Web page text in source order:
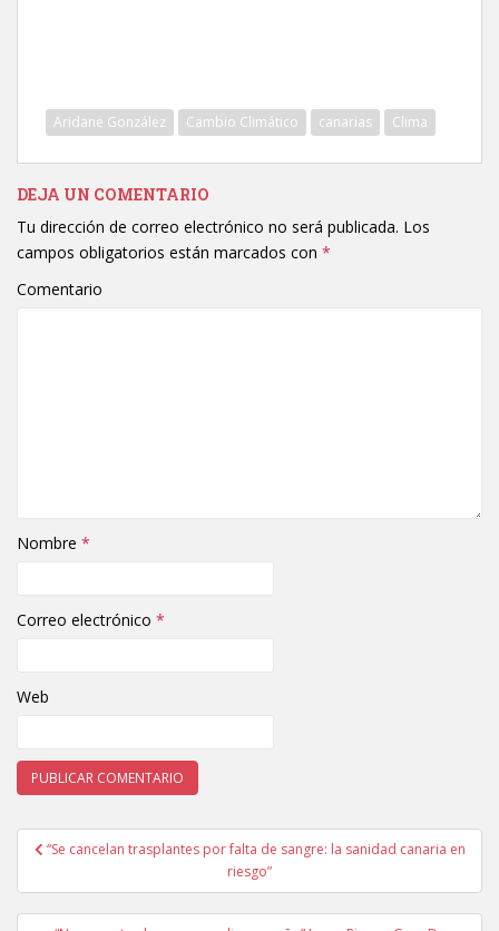
Aridane González Cambio Climático canarias Clima
DEJA UN COMENTARIO
Tu dirección de correo electrónico no será publicada. Los
campos obligatorios están marcados con *
Comentario
Nombre *
Correo electrónico *
Web
Navegación de entradas
“Se cancelan trasplantes por falta de sangre: la sanidad canaria en
riesgo”